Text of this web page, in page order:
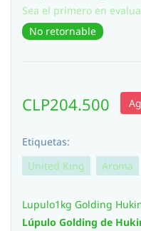
Sea el primero en
No retornable
CLP204.500
Etiquetas:
United King
Aroma
Lupulo1kg Golding
Lúpulo Golding de